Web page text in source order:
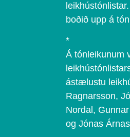
boðið upp á
*
Á tónleikunum
ástælustu
Ragnarsson,
Nordal,
og Jónas